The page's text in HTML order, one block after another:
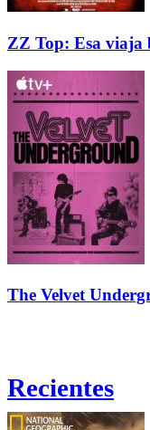
ZZ Top: Esa viaja
The Velvet
Recientes